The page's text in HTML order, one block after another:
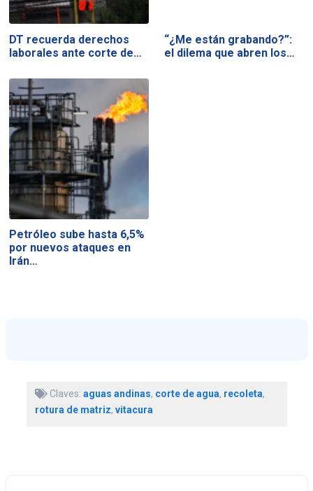
DT recuerda derechos
laborales ante corte de…
“¿Me están grabando?”:
el dilema que abren los…
Petróleo sube hasta 6,5%
por nuevos ataques en
Irán…
Claves: aguas andinas, corte de agua, recoleta,
rotura de matriz, vitacura